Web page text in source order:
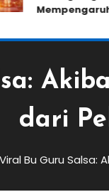
Mempengaruhi
dari
Bu Guru Salsa: